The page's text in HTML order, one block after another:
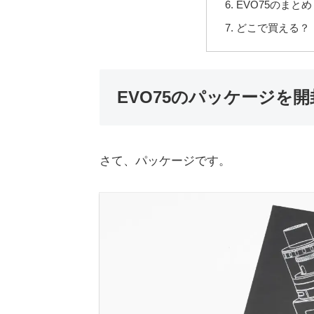
EVO75のまとめ
どこで買える？
EVO75のパッケージを
さて、パッケージです。